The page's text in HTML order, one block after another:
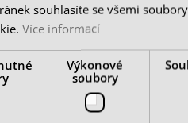
pro silové
HKS20 utěsněné
mm
u dodavatele
souhlasíte se všemi
Více informací
Výkonové
soubory